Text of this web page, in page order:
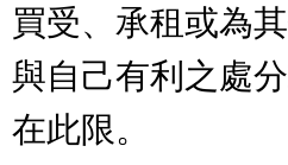
買受、承租或為
與自己有利之處
在此限。